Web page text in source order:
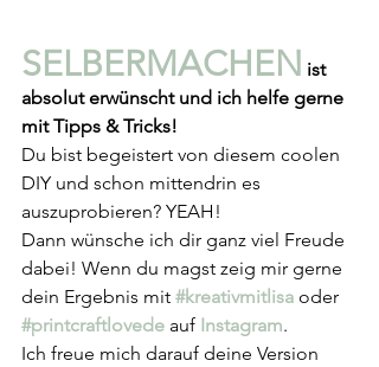
SELBERMACHEN ist
absolut erwünscht und ich helfe gerne
mit Tipps & Tricks!
Du bist begeistert von diesem coolen
DIY und schon mittendrin es
auszuprobieren? YEAH!
Dann wünsche ich dir ganz viel Freude
dabei! Wenn du magst zeig mir gerne
dein Ergebnis mit #kreativmitlisa oder
#printcraftlovede auf Instagram.
Ich freue mich darauf deine Version